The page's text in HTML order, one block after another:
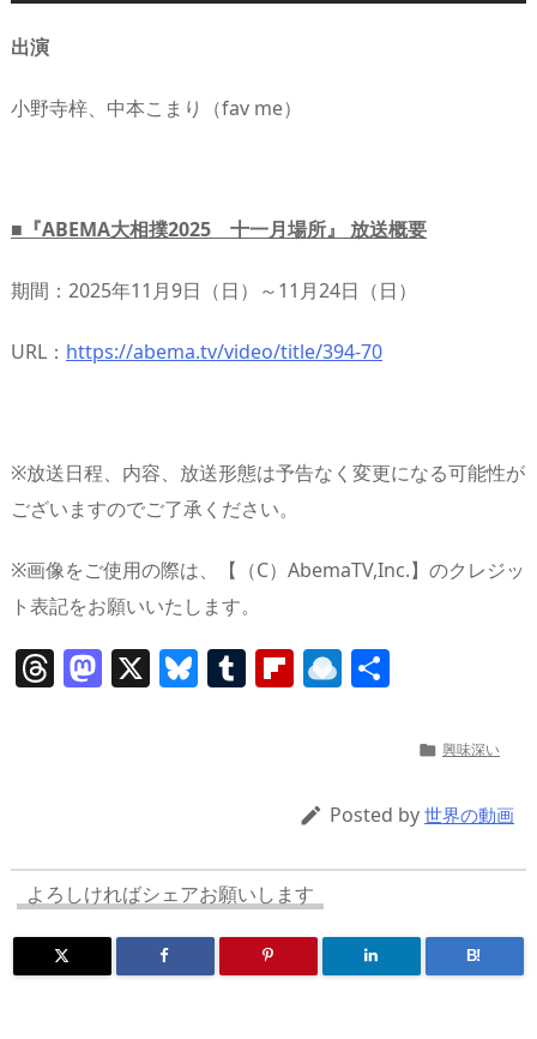
出演
小野寺梓、中本こまり（fav me）
■『ABEMA大相撲2025 十一月場所』 放送概要
期間：2025年11月9日（日）～11月24日（日）
URL： https://abema.tv/video/title/394-70
※放送日程、内容、放送形態は予告なく変更になる可能性が
ございますのでご了承ください。
※画像をご使用の際は、【（C）AbemaTV,Inc.】のクレジッ
ト表記をお願いいたします。
T
s
M
o
n
X Bl T Fl
ar
d
R
ro
p.
 興味深い
 Posted by 世界の動画
よろしければシェアお願いします
B!